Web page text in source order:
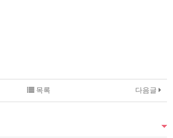
다음글
목록